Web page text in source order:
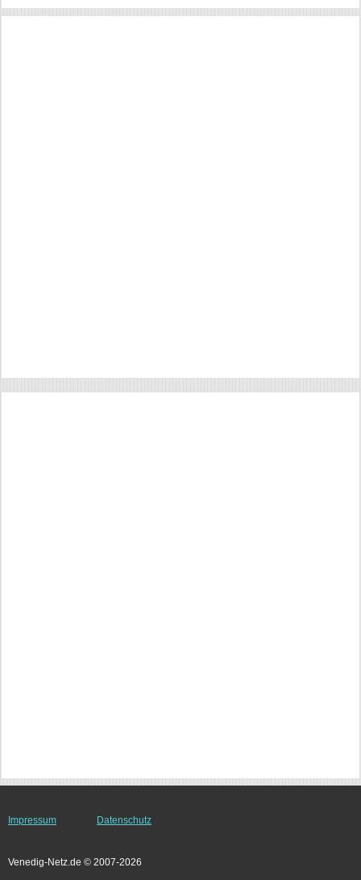
Impressum Datenschutz
Venedig-Netz.de © 2007-2026